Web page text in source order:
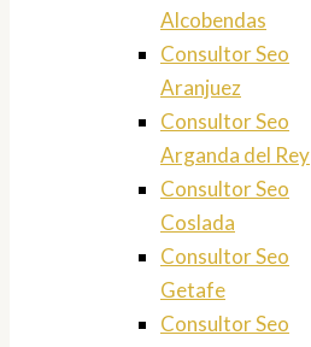
Alcobendas
Consultor Seo
Aranjuez
Consultor Seo
Arganda del Rey
Consultor Seo
Coslada
Consultor Seo
Getafe
Consultor Seo